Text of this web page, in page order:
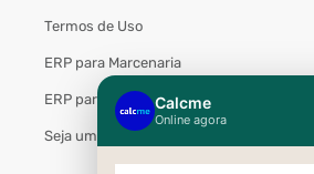
Termos de Uso
ERP para Marcenaria
ERP para Móveis Planejados
Seja um Parceiro Calcme